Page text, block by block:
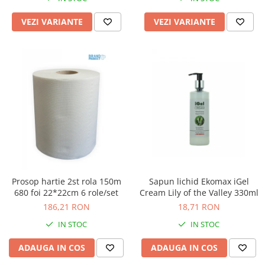
VEZI VARIANTE VEZI VARIANTE
Prosop hartie 2st rola 150m
680 foi 22*22cm 6 role/set
186,21 RON
IN STOC
ADAUGA IN COS
Sapun lichid Ekomax iGel
Cream Lily of the Valley 330ml
18,71 RON
IN STOC
ADAUGA IN COS